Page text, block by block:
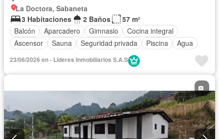
La Doctora, Sabaneta
3 Habitaciones
2 Baños
57 m²
Balcón
Aparcadero Gimnasio
Cocina integral
Ascensor
Sauna Seguridad privada Piscina Agua
23/06/2026 en - Lideres Inmobiliarios S.A.S